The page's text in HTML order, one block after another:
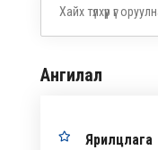
Ангилал
Ярилцлага